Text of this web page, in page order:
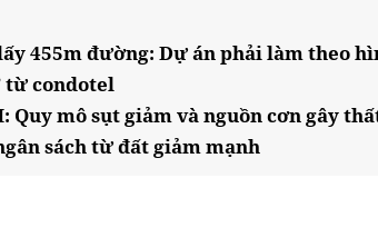
455m đường: Dự án phải làm theo
từ condotel
Quy mô sụt giảm và nguồn cơn gây
sách từ đất giảm mạnh